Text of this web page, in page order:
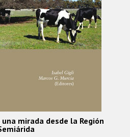
mirada desde la Región